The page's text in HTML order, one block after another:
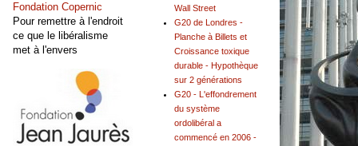
Wall Street
G20 de Londres -
Planche à Billets et
Croissance toxique
durable - Hypothèque
sur 2 générations
G20 - L'effondrement
du système
ordolibéral a
commencé en 2006 -
Fondation Copernic
Pour remettre à l'endroit
ce que le libéralisme
met à l'envers